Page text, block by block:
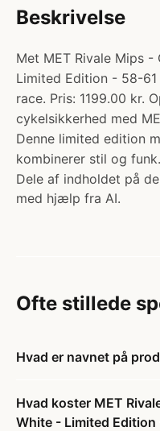
Beskrivelse
Met MET Rivale Mips
Limited Edition - 58-
race. Pris: 1199.00 kr.
cykelsikkerhed med
Denne limited edition
kombinerer stil og
Dele af indholdet på
med hjælp fra AI.
Ofte stillede
Hvad er navnet på
Hvad koster MET
White - Limited Edition